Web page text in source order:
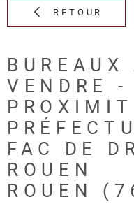
RETOUR
BUREAUX
VENDRE -
FAC DE
ROUEN
ROUEN